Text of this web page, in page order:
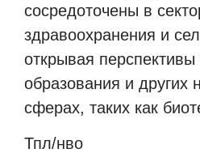
сосредоточены в
здравоохранения и
открывая перспективы
образования и других
сферах, таких как
Тпл/нво